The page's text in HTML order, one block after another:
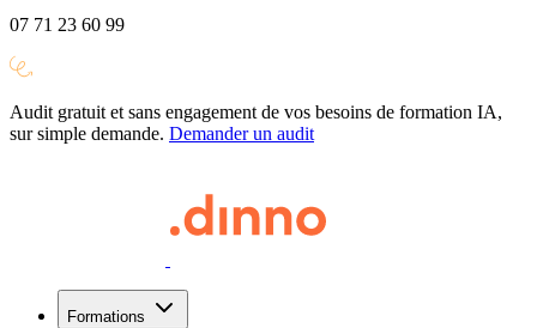
07 71 23 60 99
Audit gratuit et sans engagement de vos besoins de formation IA,
sur simple demande. Demander un audit
Formations